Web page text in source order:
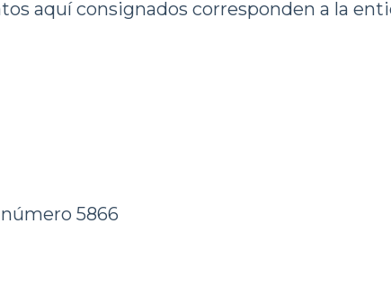
aquí consignados corresponden a la
5866